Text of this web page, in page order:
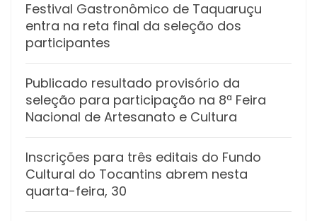
Festival Gastronômico de Taquaruçu
entra na reta final da seleção dos
participantes
Publicado resultado provisório da
seleção para participação na 8ª Feira
Nacional de Artesanato e Cultura
Inscrições para três editais do Fundo
Cultural do Tocantins abrem nesta
quarta-feira, 30